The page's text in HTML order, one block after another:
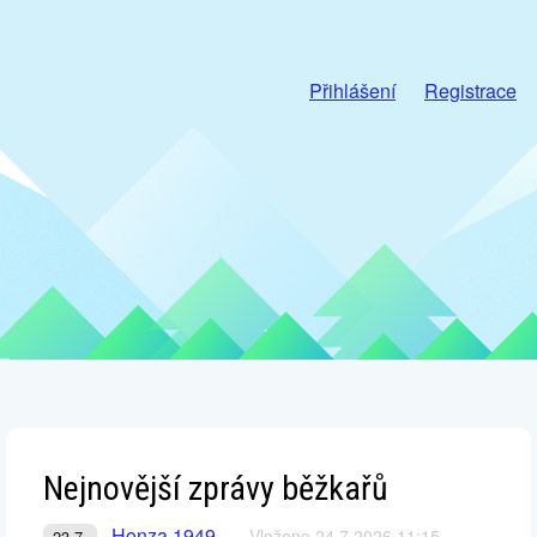
Přihlášení Registrace
Nejnovější zprávy běžkařů